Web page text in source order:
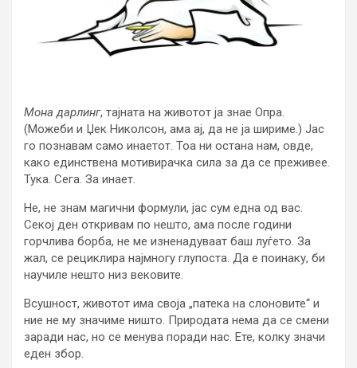
Мона дарлинг, тајната на животот ја знае Опра.
(Можеби и Џек Николсон, ама ај, да не ја шириме.) Јас
го познавам само инаетот. Тоа ни остана нам, овде,
како единствена мотивирачка сила за да се преживее.
Тука. Сега. За инает.
Не, не знам магични формули, јас сум една од вас.
Секој ден откривам по нешто, ама после години
горчлива борба, не ме изненадуваат баш луѓето. За
жал, се рециклира најмногу глупоста. Да е поинаку, би
научиле нешто низ вековите.
Всушност, животот има своја „патека на слоновите“ и
ние не му значиме ништо. Природата нема да се смени
заради нас, но се менува поради нас. Ете, колку значи
еден збор.